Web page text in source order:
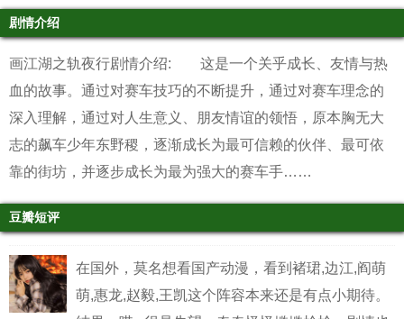
剧情介绍
画江湖之轨夜行剧情介绍: 这是一个关乎成长、友情与热
血的故事。通过对赛车技巧的不断提升，通过对赛车理念的
深入理解，通过对人生意义、朋友情谊的领悟，原本胸无大
志的飙车少年东野稷，逐渐成长为最可信赖的伙伴、最可依
靠的街坊，并逐步成长为最为强大的赛车手……
豆瓣短评
在国外，莫名想看国产动漫，看到褚珺,边江,阎萌
萌,惠龙,赵毅,王凯这个阵容本来还是有点小期待。